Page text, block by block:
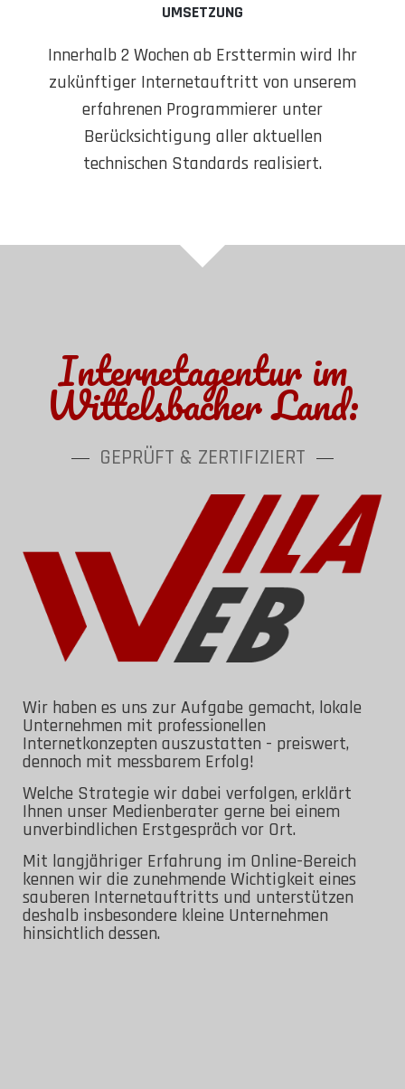
UMSETZUNG
Innerhalb 2 Wochen ab Ersttermin wird Ihr
zukünftiger Internetauftritt von unserem
erfahrenen Programmierer unter
Berücksichtigung aller aktuellen
technischen Standards realisiert.
Internetagentur im
Wittelsbacher Land:
GEPRÜFT & ZERTIFIZIERT
Wir haben es uns zur Aufgabe gemacht, lokale
Unternehmen mit professionellen
Internetkonzepten auszustatten - preiswert,
dennoch mit messbarem Erfolg!
Welche Strategie wir dabei verfolgen, erklärt
Ihnen unser Medienberater gerne bei einem
unverbindlichen Erstgespräch vor Ort.
Mit langjähriger Erfahrung im Online-Bereich
kennen wir die zunehmende Wichtigkeit eines
sauberen Internetauftritts und unterstützen
deshalb insbesondere kleine Unternehmen
hinsichtlich dessen.